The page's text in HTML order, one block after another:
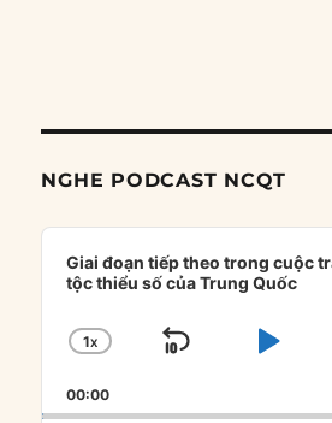
NGHE PODCAST NCQT
Audio
Player
Giai đoạn tiếp theo trong cuộc
tộc thiểu số của Trung Quốc
CHANGE
RATE
1X
SKIP
00:00